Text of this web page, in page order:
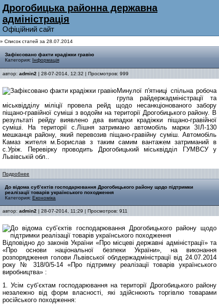
Дрогобицька районна державна
адмiнiстрацiя
Офiцiйний сайт
» Список статей за 28.07.2014
Зафіксовано факти крадіжки гравію
Категория: Інформація
автор: admin2 | 28-07-2014, 12:32 | Просмотров: 999
Минулої п'ятниці спільна робоча
група райдержадміністрації та
міськвідділу міліції провела рейд щодо несанкціонованого забору
піщано-гравійної суміші з водойм на території Дрогобицького району. В
результаті рейду виявлено два випадки крадіжки піщано-гравійної
суміші. На території с.Лішня затримано автомобіль марки ЗІЛ-130
мешканця району, який перевозив піщано-гравійну суміш. Автомобіль
Камаз жителя м.Борислав з таким самим вантажем затриманий в
с.Уріж. Перевірку проводить Дрогобицький міськвідділ ГУМВСУ у
Львівській обл..
Подробнее
До відома суб’єктів господарювання Дрогобицького району щодо підтримки
реалізації товарів українського походження
Категория: Економіка
автор: admin2 | 28-07-2014, 11:29 | Просмотров: 911
Відповідно до законів України «Про місцеві державні адміністрації» та
«Про основи національної безпеки України», на виконання
розпорядження голови Львівської облдержадміністрації від 24.07.2014
року № 318/0/5-14 «Про підтримку реалізації товарів українського
виробництва» :
1. Усім суб’єктам господарювання на території Дрогобицького району
незалежно від форм власності, які здійснюють торгівлю товарами
російського походження: